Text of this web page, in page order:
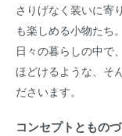
さりげなく装いに寄
も楽しめる小物たち。
日々の暮らしの中で
ほどけるような、そ
ださいます。
コンセプトともの